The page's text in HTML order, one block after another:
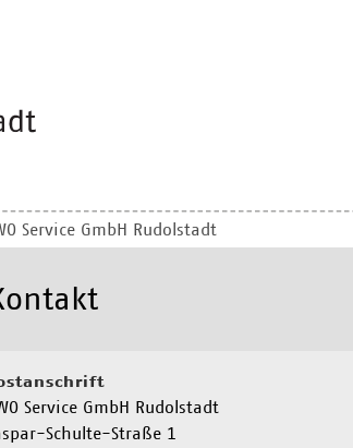
Service GmbH Rudolstadt
Service GmbH Rudolstadt
Schulte-Straße 1